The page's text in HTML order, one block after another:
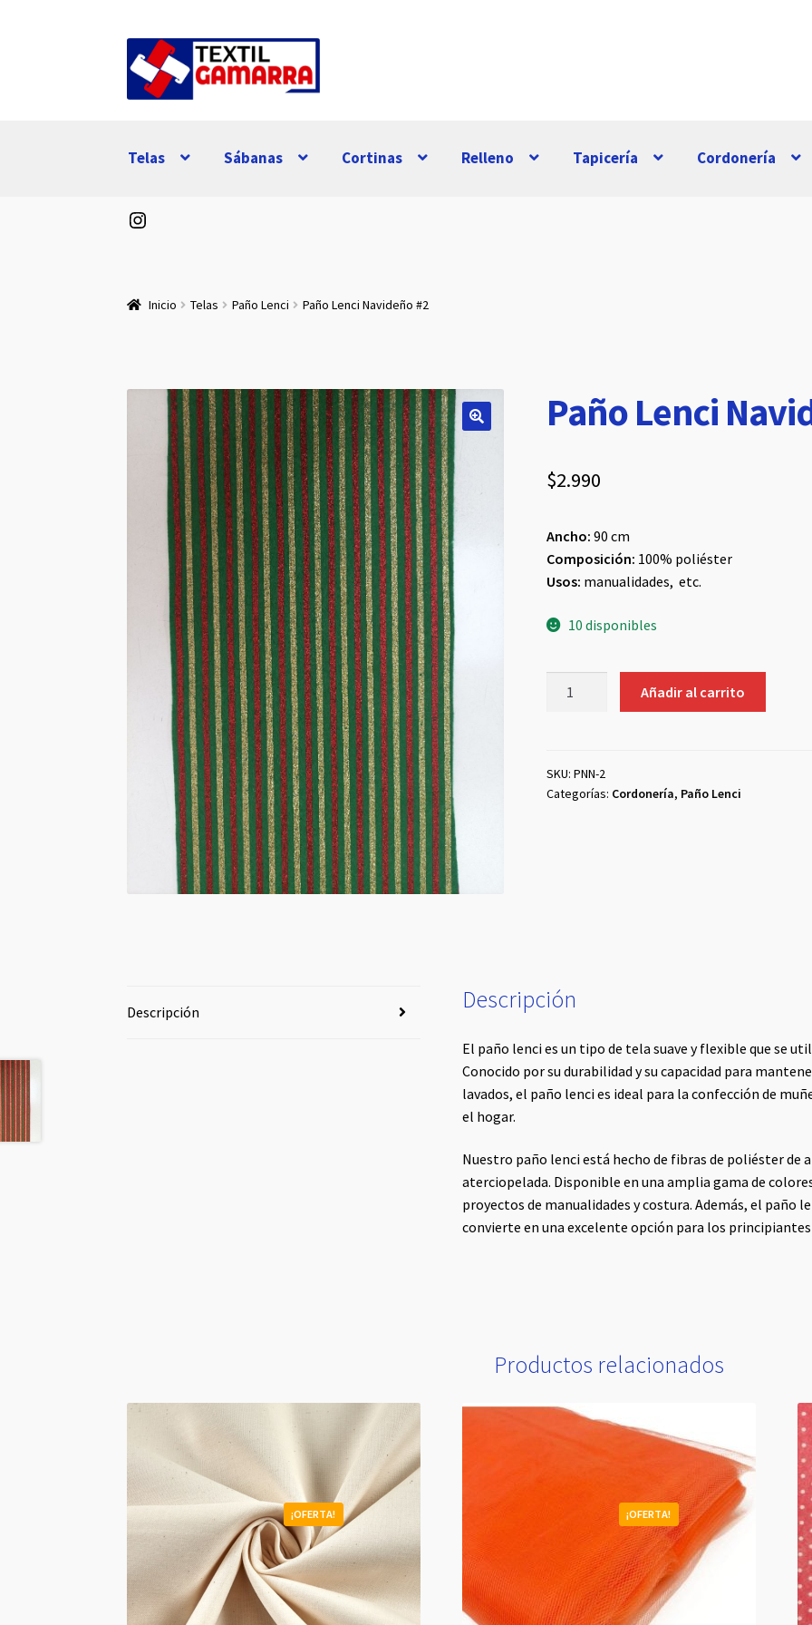
a
al
contenido
Telas Sábanas Cortinas Relleno Tapicería Cordonería
Instagram
Inicio Telas Paño Lenci Paño Lenci Navideño #2
Paño Lenci
$2.990
Ancho: 90 cm
Composición: 100% poliéster
Usos: manualidades, etc.
10 disponibles
cantidad
Añadir al carrito
SKU: PNN-2
Categorías: Cordonería, Paño Lenci
Descripción Descripción
El paño lenci es un tipo de tela suave y flexible que se
Conocido por su durabilidad y su capacidad para
lavados, el paño lenci es ideal para la confección de
el hogar.
Nuestro paño lenci está hecho de fibras de poliéster de
aterciopelada. Disponible en una amplia gama de
proyectos de manualidades y costura. Además, el paño
convierte en una excelente opción para los
Productos relacionados
¡OFERTA! ¡OFERTA!